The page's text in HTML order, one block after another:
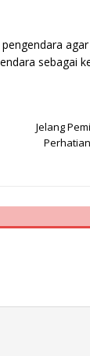
sebagai
Jelang